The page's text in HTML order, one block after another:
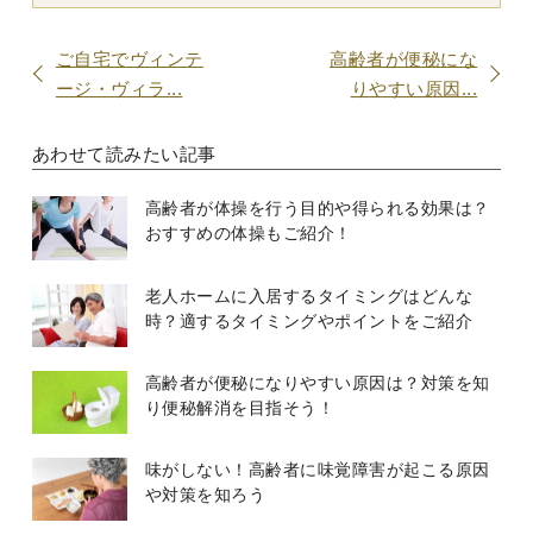
ご自宅でヴィンテ
ージ・ヴィラ...
高齢者が便秘にな
りやすい原因...
あわせて読みたい記事
高齢者が体操を行う目的や得られる効果は？
おすすめの体操もご紹介！
老人ホームに入居するタイミングはどんな
時？適するタイミングやポイントをご紹介
高齢者が便秘になりやすい原因は？対策を知
り便秘解消を目指そう！
味がしない！高齢者に味覚障害が起こる原因
や対策を知ろう